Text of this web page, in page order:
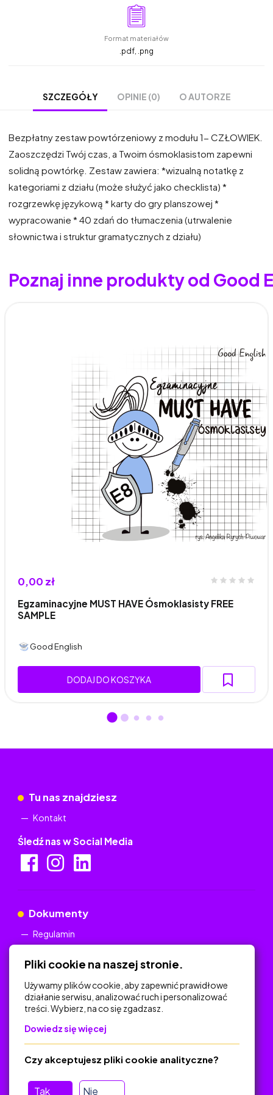
Format materiałów
.pdf, .png
SZCZEGÓŁY OPINIE (0) O AUTORZE
Bezpłatny zestaw powtórzeniowy z modułu 1- CZŁOWIEK.
Zaoszczędzi Twój czas, a Twoim ósmoklasistom zapewni
solidną powtórkę. Zestaw zawiera: *wizualną notatkę z
kategoriami z działu (może służyć jako checklista) *
rozgrzewkę językową * karty do gry planszowej *
wypracowanie * 40 zdań do tłumaczenia (utrwalenie
słownictwa i struktur gramatycznych z działu)
Poznaj inne produkty od Good
0,00 zł
Egzaminacyjne MUST HAVE Ósmoklasisty FREE
SAMPLE
Good English
DODAJ DO KOSZYKA
Tu nas znajdziesz
Kontakt
Śledź nas w Social Media
Dokumenty
Regulamin
Na skróty
Polityka Prywatności
Regulamin
O platformie
Baza materiałów dydaktycznych
Pliki cookie na naszej stronie.
Używamy plików cookie, aby zapewnić prawidłowe
działanie serwisu, analizować ruch i personalizować
treści. Wybierz, na co się zgadzasz.
Dowiedz się więcej
Tak Nie
Czy akceptujesz pliki cookie analityczne?